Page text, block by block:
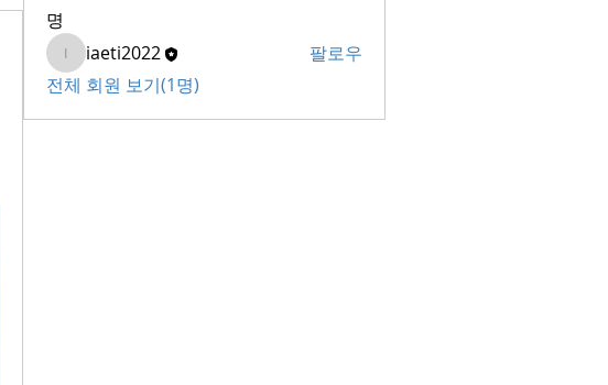
명
iaeti2022
iaeti2022
팔로우
전체 회원 보기(1명)